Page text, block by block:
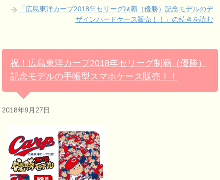
「広島東洋カープ2018年セリーグ制覇（優勝）記念モデルのデ
ザインハードケース販売！！」の続きを読む
祝！広島東洋カープ2018年セリーグ制覇（優勝）
記念モデルの手帳型スマホケース販売！！
2018年9月27日